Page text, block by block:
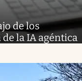
de los
la IA agéntica